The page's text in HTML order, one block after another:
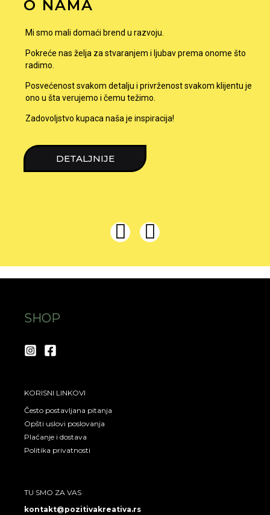
I
s
F
c
O NAMA
Mi smo mali domaći brend u razvoju.
Pokreće nas želja za stvaranjem i ljubav prema onome što
radimo.
Posvećenost svakom detalju i privrženost svakom klijentu je
ono u šta verujemo i čemu težimo.
Zadovoljstvo kupaca naša je inspiracija!
DETALJNIJE
SHOP
KORISNI LINKOVI
Često postavljana pitanja
Opšti uslovi poslovanja
Plaćanje i dostava
Politika privatnosti
TU SMO ZA VAS
kontakt@pozitivakreativa.rs